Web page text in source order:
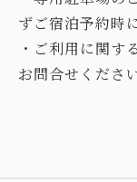
ずご宿泊予約時
・ご利用に関す
お問合せください